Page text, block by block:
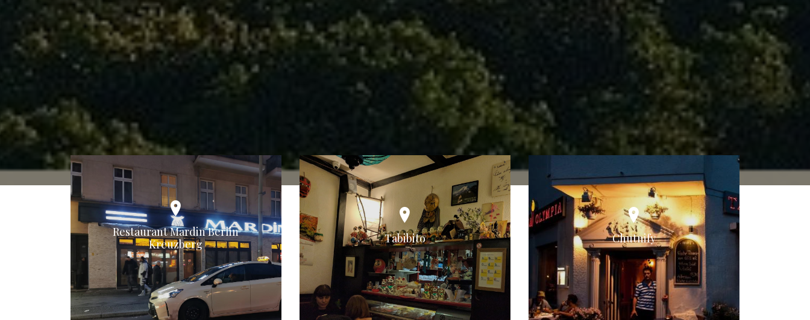
Restaurant Mardin Berlin
Kreuzberg
Tabibito Chutnify